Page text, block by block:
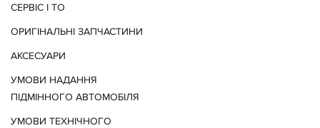
СЕРВІС І ТО
ОРИГІНАЛЬНІ ЗАПЧАСТИНИ
АКСЕСУАРИ
УМОВИ НАДАННЯ
ПІДМІННОГО АВТОМОБІЛЯ
УМОВИ ТЕХНІЧНОГО